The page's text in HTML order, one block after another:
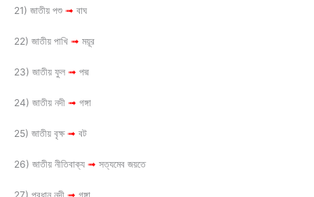
21) জাতীয় পশু ➟ বাঘ
22) জাতীয় পাখি ➟ ময়ূর
23) জাতীয় ফুল ➟ পদ্ম
24) জাতীয় নদী ➟ গঙ্গা
25) জাতীয় বৃক্ষ➟ বট
26) জাতীয় নীতিবাক্য ➟ সত্যমেব জয়তে
27) প্রধান নদী ➟ গঙ্গা